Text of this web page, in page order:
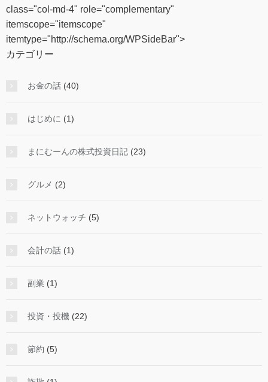
class="col-md-4" role="complementary"
itemscope="itemscope"
itemtype="http://schema.org/WPSideBar">
カテゴリー
お金の話 (40)
はじめに (1)
まにむーんの株式投資日記 (23)
グルメ (2)
ネットウォッチ (5)
会計の話 (1)
副業 (1)
投資・投機 (22)
節約 (5)